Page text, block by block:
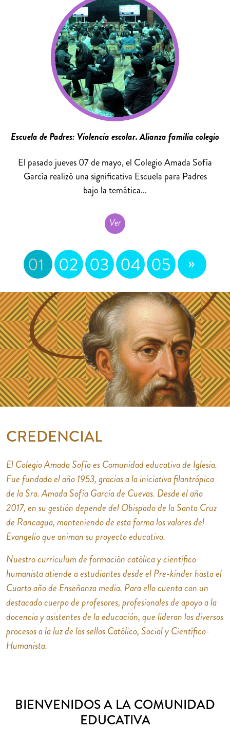
Escuela de Padres: Violencia escolar. Alianza familia colegio
El pasado jueves 07 de mayo, el Colegio Amada Sofía
García realizó una significativa Escuela para Padres
bajo la temática...
Ver
01 02 03 04 05 »
CREDENCIAL
El Colegio Amada Sofía es Comunidad educativa de Iglesia.
Fue fundado el año 1953, gracias a la iniciativa filantrópica
de la Sra. Amada Sofía García de Cuevas. Desde el año
2017, en su gestión depende del Obispado de la Santa Cruz
de Rancagua, manteniendo de esta forma los valores del
Evangelio que animan su proyecto educativo.
Nuestro curriculum de formación católica y científico
humanista atiende a estudiantes desde el Pre-kínder hasta el
Cuarto año de Enseñanza media. Para ello cuenta con un
destacado cuerpo de profesores, profesionales de apoyo a la
docencia y asistentes de la educación, que lideran los diversos
procesos a la luz de los sellos Católico, Social y Científico-
Humanista.
BIENVENIDOS A LA COMUNIDAD
EDUCATIVA